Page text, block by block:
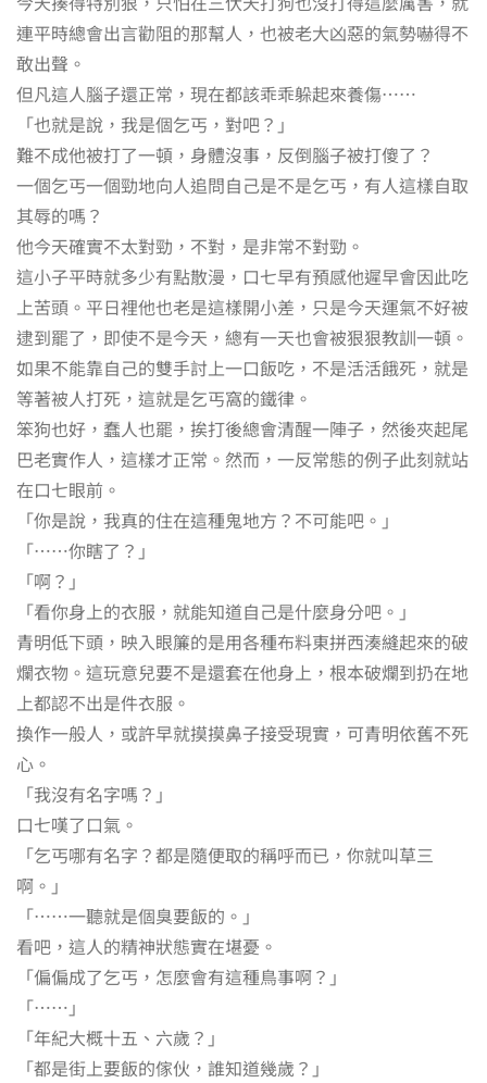
連平時總會出言勸阻的那幫人，也被老大凶惡的氣勢嚇得不
敢出聲。
但凡這人腦子還正常，現在都該乖乖躲起來養傷⋯⋯
「也就是說，我是個乞丐，對吧？」
難不成他被打了一頓，身體沒事，反倒腦子被打傻了？
一個乞丐一個勁地向人追問自己是不是乞丐，有人這樣自取
其辱的嗎？
他今天確實不太對勁，不對，是非常不對勁。
這小子平時就多少有點散漫，口七早有預感他遲早會因此吃
上苦頭。平日裡他也老是這樣開小差，只是今天運氣不好被
逮到罷了，即使不是今天，總有一天也會被狠狠教訓一頓。
如果不能靠自己的雙手討上一口飯吃，不是活活餓死，就是
等著被人打死，這就是乞丐窩的鐵律。
笨狗也好，蠢人也罷，挨打後總會清醒一陣子，然後夾起尾
巴老實作人，這樣才正常。然而，一反常態的例子此刻就站
在口七眼前。
「你是說，我真的住在這種鬼地方？不可能吧。」
「⋯⋯你瞎了？」
「啊？」
「看你身上的衣服，就能知道自己是什麼身分吧。」
青明低下頭，映入眼簾的是用各種布料東拼西湊縫起來的破
爛衣物。這玩意兒要不是還套在他身上，根本破爛到扔在地
上都認不出是件衣服。
換作一般人，或許早就摸摸鼻子接受現實，可青明依舊不死
心。
「我沒有名字嗎？」
口七嘆了口氣。
「乞丐哪有名字？都是隨便取的稱呼而已，你就叫草三
啊。」
「⋯⋯一聽就是個臭要飯的。」
看吧，這人的精神狀態實在堪憂。
「偏偏成了乞丐，怎麼會有這種鳥事啊？」
「⋯⋯」
「年紀大概十五、六歲？」
「都是街上要飯的傢伙，誰知道幾歲？」